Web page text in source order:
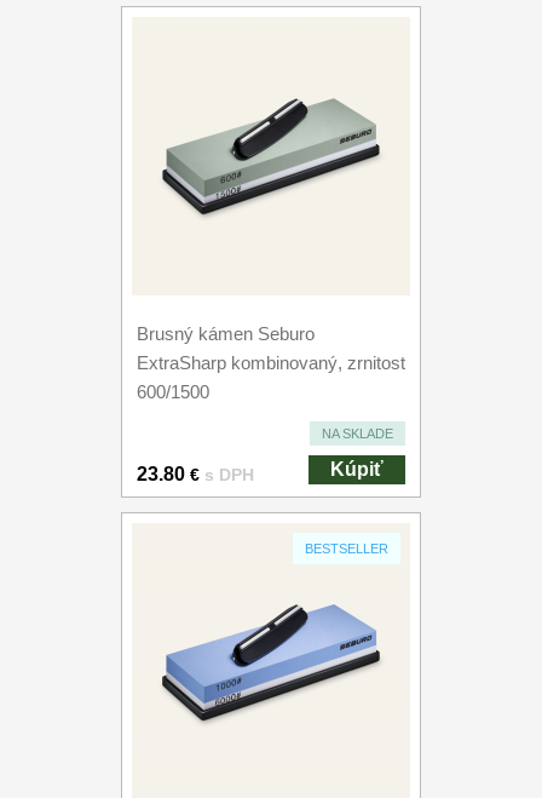
Brusný kámen Seburo
ExtraSharp kombinovaný, zrnitost
600/1500
NA SKLADE
23.80 € s DPH Kúpiť
BESTSELLER